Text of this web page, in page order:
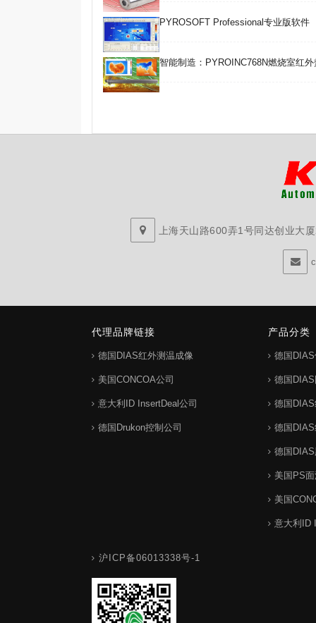
PYROSOFT Professional专业版软件
智能制造：PYROINC768N燃烧室红
上海天山路600弄1号同达创业大
代理品牌链接
德国DIAS红外测温成像
美国CONCOA公司
意大利ID InsertDeal公司
德国Drukon控制公司
产品分类
德国
德国
德国
德国
德国
美国PS
美国
意大利ID
沪ICP备06013338号-1